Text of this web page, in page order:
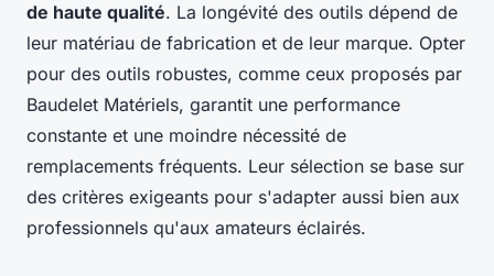
de haute qualité. La longévité des outils dépend de
leur matériau de fabrication et de leur marque. Opter
pour des outils robustes, comme ceux proposés par
Baudelet Matériels, garantit une performance
constante et une moindre nécessité de
remplacements fréquents. Leur sélection se base sur
des critères exigeants pour s'adapter aussi bien aux
professionnels qu'aux amateurs éclairés.